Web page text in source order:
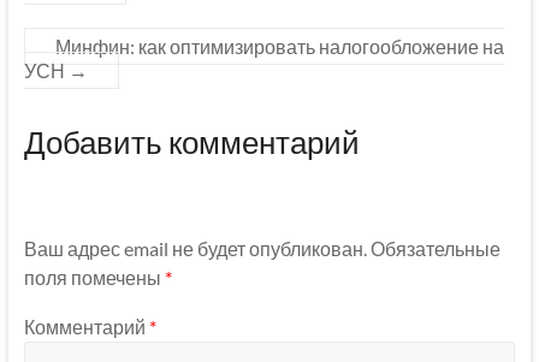
Минфин: как оптимизировать налогообложение на
УСН →
Добавить комментарий
Ваш адрес email не будет опубликован. Обязательные
поля помечены *
Комментарий *